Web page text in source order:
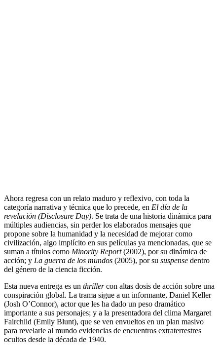
Ahora regresa con un relato maduro y reflexivo, con toda la
categoría narrativa y técnica que lo precede, en El día de la
revelación (Disclosure Day). Se trata de una historia dinámica para
múltiples audiencias, sin perder los elaborados mensajes que
propone sobre la humanidad y la necesidad de mejorar como
civilización, algo implícito en sus películas ya mencionadas, que se
suman a títulos como Minority Report(2002), por su dinámica de
acción; y La guerra de los mundos (2005), por su suspense dentro
del género de la ciencia ficción.
Esta nueva entrega es un thrillercon altas dosis de acción sobre una
conspiración global. La trama sigue a un informante, Daniel Keller
(Josh O’Connor), actor que les ha dado un peso dramático
importante a sus personajes; y a la presentadora del clima Margaret
Fairchild (Emily Blunt), que se ven envueltos en un plan masivo
para revelarle al mundo evidencias de encuentros extraterrestres
ocultos desde la década de 1940.